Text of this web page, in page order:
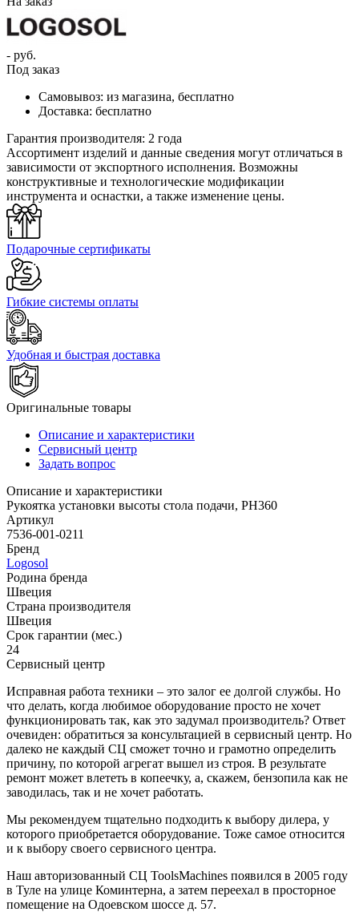
- руб.
Под заказ
Самовывоз: из магазина, бесплатно
Доставка: бесплатно
Гарантия производителя: 2 года
Ассортимент изделий и данные сведения могут отличаться в
зависимости от экспортного исполнения. Возможны
конструктивные и технологические модификации
инструмента и оснастки, а также изменение цены.
Подарочные сертификаты
Гибкие системы оплаты
Удобная и быстрая доставка
Оригинальные товары
Описание и характеристики
Сервисный центр
Задать вопрос
Описание и характеристики
Рукоятка установки высоты стола подачи, PH360
Артикул
7536-001-0211
Бренд
Logosol
Родина бренда
Швеция
Страна производителя
Швеция
Срок гарантии (мес.)
24
Сервисный центр
Исправная работа техники – это залог ее долгой службы. Но
что делать, когда любимое оборудование просто не хочет
функционировать так, как это задумал производитель? Ответ
очевиден: обратиться за консультацией в сервисный центр. Но
далеко не каждый СЦ сможет точно и грамотно определить
причину, по которой агрегат вышел из строя. В результате
ремонт может влететь в копеечку, а, скажем, бензопила как не
заводилась, так и не хочет работать.
Мы рекомендуем тщательно подходить к выбору дилера, у
которого приобретается оборудование. Тоже самое относится
и к выбору своего сервисного центра.
Наш авторизованный СЦ ToolsMachines появился в 2005 году
в Туле на улице Коминтерна, а затем переехал в просторное
помещение на Одоевском шоссе д. 57.